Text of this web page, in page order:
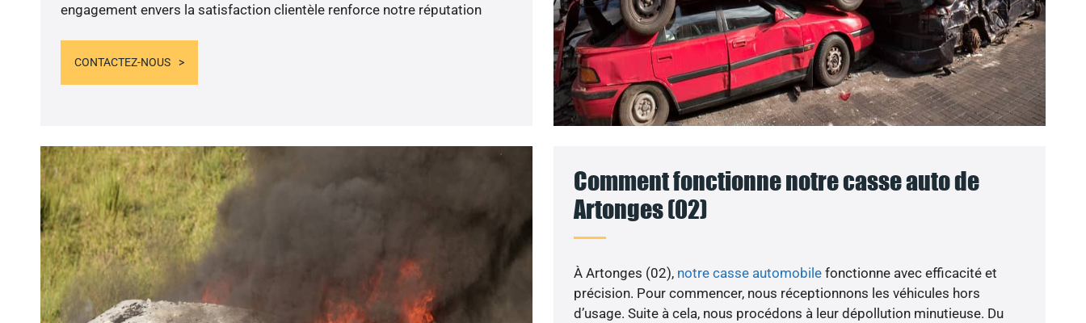
engagement envers la satisfaction clientèle renforce notre réputation
CONTACTEZ-NOUS
Comment fonctionne notre casse auto de
Artonges (02)
À Artonges (02), notre casse automobile fonctionne avec efficacité et
précision. Pour commencer, nous réceptionnons les véhicules hors
d’usage. Suite à cela, nous procédons à leur dépollution minutieuse. Du